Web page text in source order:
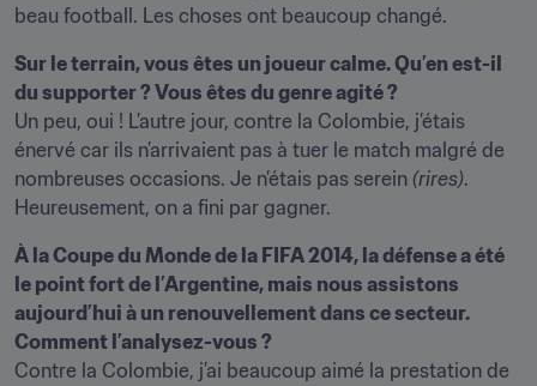
beau football. Les choses ont beaucoup changé.
Sur le terrain, vous êtes un joueur calme. Qu’en est-il
du supporter ? Vous êtes du genre agité ?
Un peu, oui ! L’autre jour, contre la Colombie, j’étais
énervé car ils n’arrivaient pas à tuer le match malgré de
nombreuses occasions. Je n’étais pas serein (rires).
Heureusement, on a fini par gagner.
À la Coupe du Monde de la FIFA 2014, la défense a été
le point fort de l’Argentine, mais nous assistons
aujourd’hui à un renouvellement dans ce secteur.
Comment l’analysez-vous ?
Contre la Colombie, j’ai beaucoup aimé la prestation de